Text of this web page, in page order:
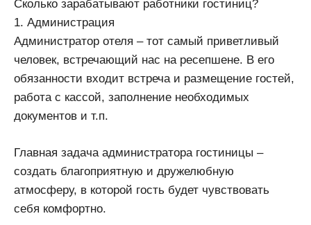
Сколько зарабатывают работники гостиниц?
1. Администрация
Администратор отеля – тот самый приветливый
человек, встречающий нас на ресепшене. В его
обязанности входит встреча и размещение гостей,
работа с кассой, заполнение необходимых
документов и т.п.
Главная задача администратора гостиницы –
создать благоприятную и дружелюбную
атмосферу, в которой гость будет чувствовать
себя комфортно.